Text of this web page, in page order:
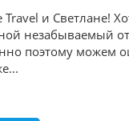
и Светлане!
незабываемый
поэтому можем
...